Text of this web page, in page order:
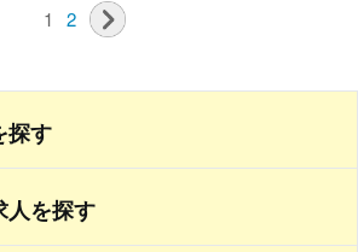
1 2
探す
人を探す